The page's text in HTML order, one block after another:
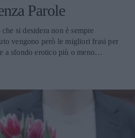
Parole
si desidera non è sempre
vengono però le migliori frasi per
a sfondo erotico più o meno